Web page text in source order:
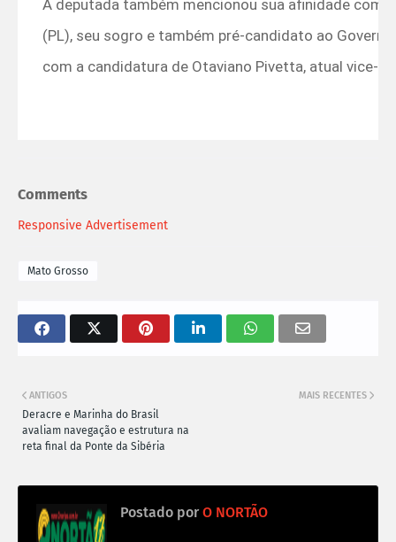
A deputada também mencionou sua afinidade com
(PL), seu sogro e também pré-candidato ao
com a candidatura de Otaviano Pivetta, atual vice-
Comments
Responsive Advertisement
Mato Grosso
MAIS RECENTES
ANTIGOS
Deracre e Marinha do Brasil
avaliam navegação e estrutura na
reta final da Ponte da Sibéria
Postado por O NORTÃO